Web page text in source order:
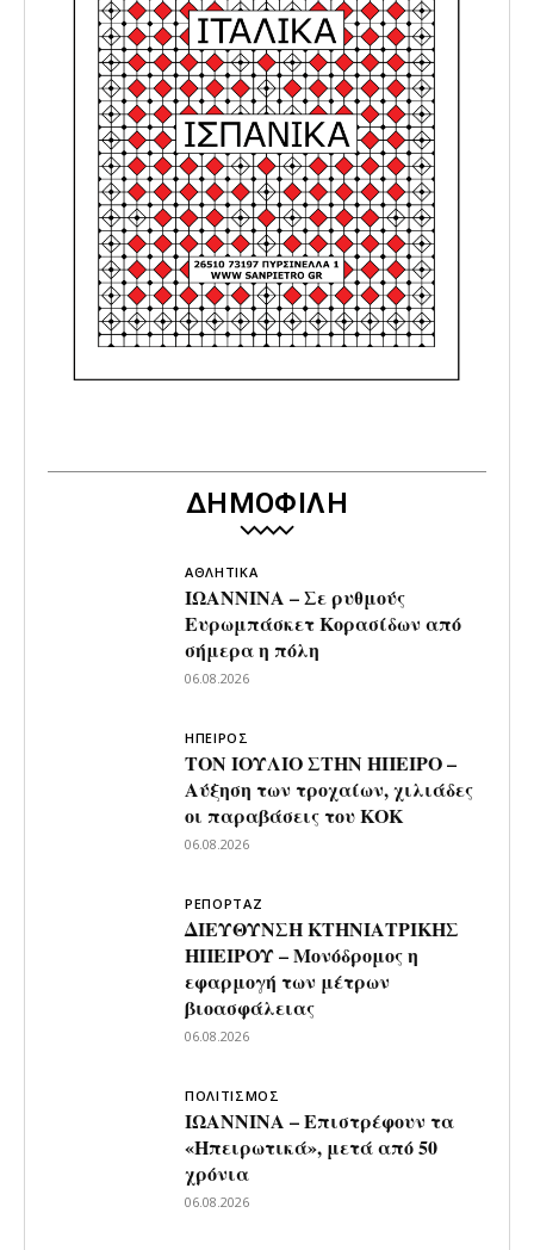
ΔΗΜΟΦΙΛΗ
ΑΘΛΗΤΙΚΑ
ΙΩΑΝΝΙΝΑ – Σε ρυθμούς
Ευρωμπάσκετ Κορασίδων από
σήμερα η πόλη
06.08.2026
ΗΠΕΙΡΟΣ
ΤΟΝ ΙΟΥΛΙΟ ΣΤΗΝ ΗΠΕΙΡΟ –
Αύξηση των τροχαίων, χιλιάδες
οι παραβάσεις του ΚΟΚ
06.08.2026
ΡΕΠΟΡΤΑΖ
ΔΙΕΥΘΥΝΣΗ ΚΤΗΝΙΑΤΡΙΚΗΣ
ΗΠΕΙΡΟΥ – Μονόδρομος η
εφαρμογή των μέτρων
βιοασφάλειας
06.08.2026
ΠΟΛΙΤΙΣΜΟΣ
ΙΩΑΝΝΙΝΑ – Επιστρέφουν τα
«Ηπειρωτικά», μετά από 50
χρόνια
06.08.2026